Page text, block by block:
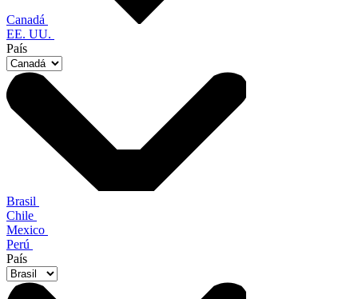
Canadá
EE. UU.
País
Brasil
Chile
Mexico
Perú
País